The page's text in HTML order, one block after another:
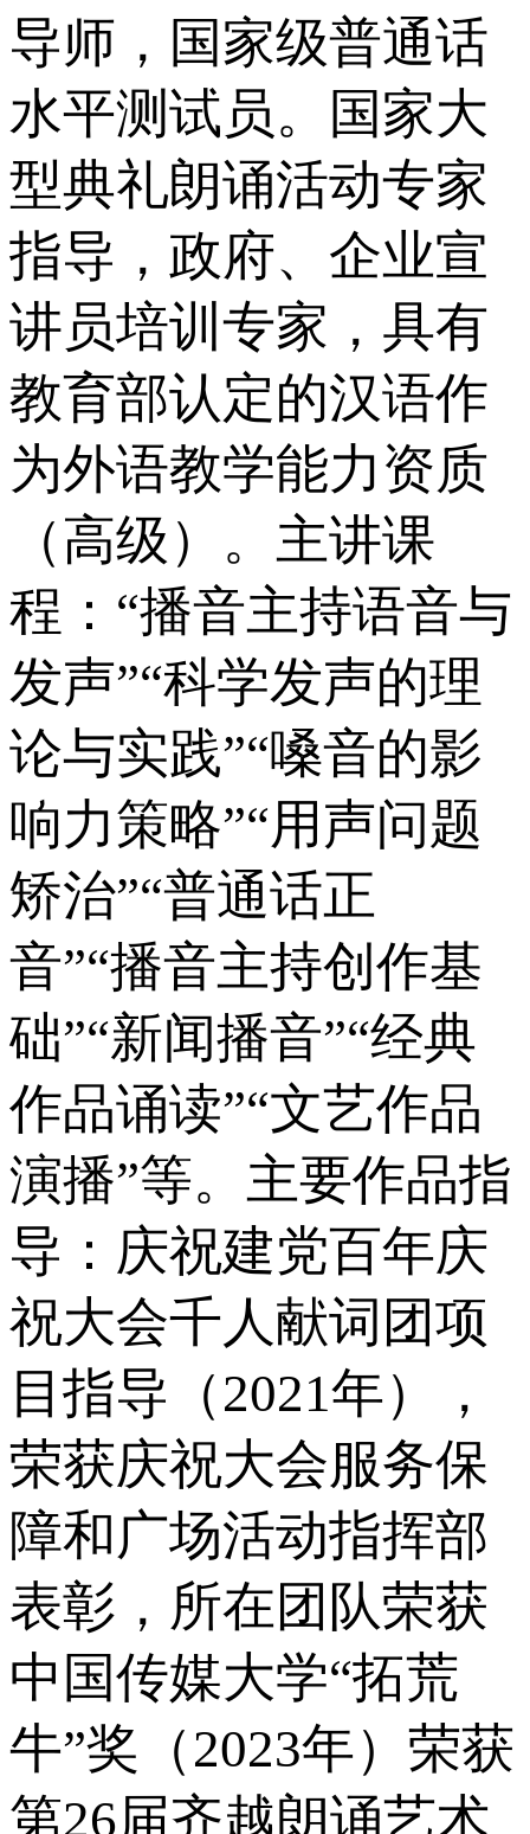
导师，国家级普通话
水平测试员。国家大
型典礼朗诵活动专家
指导，政府、企业宣
讲员培训专家，具有
教育部认定的汉语作
为外语教学能力资质
（高级）。主讲课
程：“播音主持语音与
发声”“科学发声的理
论与实践”“嗓音的影
响力策略”“用声问题
矫治”“普通话正
音”“播音主持创作基
础”“新闻播音”“经典
作品诵读”“文艺作品
演播”等。主要作品指
导：庆祝建党百年庆
祝大会千人献词团项
目指导（2021年），
荣获庆祝大会服务保
障和广场活动指挥部
表彰，所在团队荣获
中国传媒大学“拓荒
牛”奖（2023年）荣获
第26届齐越朗诵艺术